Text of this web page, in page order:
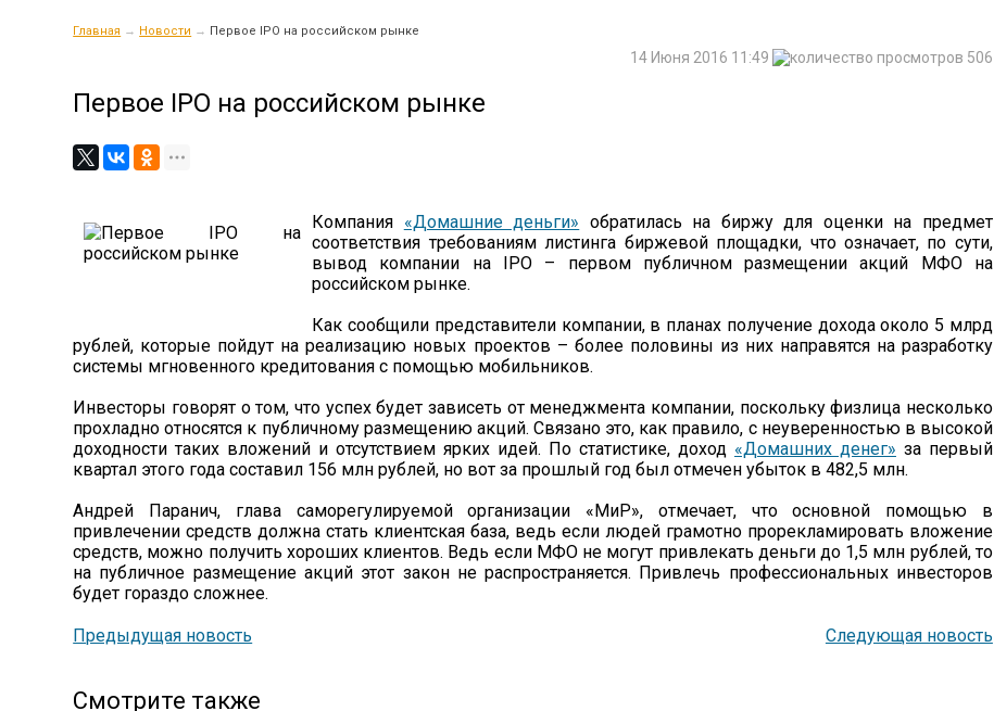
Главная → Новости → Первое IPO на российском рынке
506
14 Июня 2016 11:49
Первое IPO на российском рынке
Компания «Домашние деньги» обратилась на биржу для оценки на предмет
соответствия требованиям листинга биржевой площадки, что означает, по сути,
вывод компании на IPO – первом публичном размещении акций МФО на
российском рынке.
Как сообщили представители компании, в планах получение дохода около 5 млрд
рублей, которые пойдут на реализацию новых проектов – более половины из них направятся на разработку
системы мгновенного кредитования с помощью мобильников.
Инвесторы говорят о том, что успех будет зависеть от менеджмента компании, поскольку физлица несколько
прохладно относятся к публичному размещению акций. Связано это, как правило, с неуверенностью в высокой
доходности таких вложений и отсутствием ярких идей. По статистике, доход «Домашних денег» за первый
квартал этого года составил 156 млн рублей, но вот за прошлый год был отмечен убыток в 482,5 млн.
Андрей Паранич, глава саморегулируемой организации «МиР», отмечает, что основной помощью в
привлечении средств должна стать клиентская база, ведь если людей грамотно прорекламировать вложение
средств, можно получить хороших клиентов. Ведь если МФО не могут привлекать деньги до 1,5 млн рублей, то
на публичное размещение акций этот закон не распространяется. Привлечь профессиональных инвесторов
будет гораздо сложнее.
Предыдущая новость Следующая новость
Смотрите также